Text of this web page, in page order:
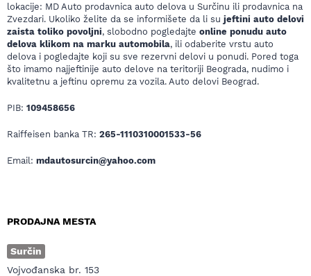
lokacije: MD Auto prodavnica auto delova u Surčinu ili prodavnica na
Zvezdari. Ukoliko želite da se informišete da li su jeftini auto delovi
zaista toliko povoljni, slobodno pogledajte online ponudu auto
delova klikom na marku automobila, ili odaberite vrstu auto
delova i pogledajte koji su sve rezervni delovi u ponudi. Pored toga
što imamo najjeftinije auto delove na teritoriji Beograda, nudimo i
kvalitetnu a jeftinu opremu za vozila. Auto delovi Beograd.
PIB: 109458656
Raiffeisen banka TR: 265-1110310001533-56
Email: mdautosurcin@yahoo.com
PRODAJNA MESTA
Surčin
Vojvođanska br. 153